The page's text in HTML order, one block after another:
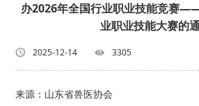
办2026年全国行业职业技能竞赛
业职业技能大赛的
2025-12-14 3305
来源：山东省兽医协会